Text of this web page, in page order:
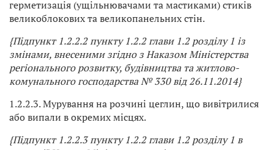
герметизація (ущільнювачами та мастиками) стиків
великоблокових та великопанельних стін.
{Підпункт 1.2.2.2 пункту 1.2.2 глави 1.2 розділу 1 із
змінами, внесеними згідно з Наказом Міністерства
регіонального розвитку, будівництва та житлово-
комунального господарства № 330 від 26.11.2014}
1.2.2.3. Мурування на розчині цеглин, що вивітрилися
або випали в окремих місцях.
{Підпункт 1.2.2.3 пункту 1.2.2 глави 1.2 розділу 1 в